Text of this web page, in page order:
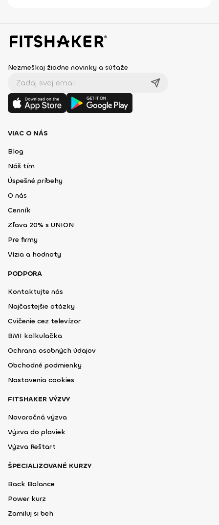
Nezmeškaj žiadne novinky a súťaže
VIAC O NÁS
Blog
Náš tím
Úspešné príbehy
O nás
Cenník
Zľava 20% s UNION
Pre firmy
Vízia a hodnoty
PODPORA
Kontaktujte nás
Najčastejšie otázky
Cvičenie cez televízor
BMI kalkulačka
Ochrana osobných údajov
Obchodné podmienky
Nastavenia cookies
FITSHAKER VÝZVY
Novoročná výzva
Výzva do plaviek
Výzva Reštart
ŠPECIALIZOVANÉ KURZY
Back Balance
Power kurz
Zamiluj si beh